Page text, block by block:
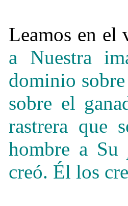
Leamos en el
a Nuestra
dominio
sobre el
rastrera que
hombre a Su
creó. Él los